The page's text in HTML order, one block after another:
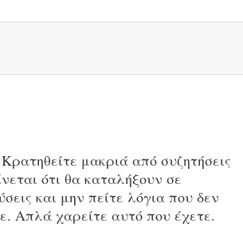
Κρατηθείτε μακριά από συζητήσεις
ότι θα καταλήξουν σε
και μην πείτε λόγια που δεν
Απλά χαρείτε αυτό που έχετε.